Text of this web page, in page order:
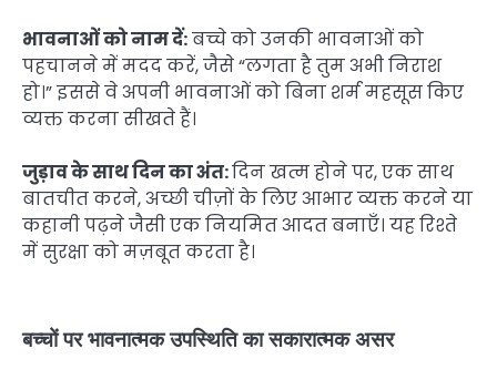
भावनाओं को नाम दें:बच्चे को उनकी भावनाओं को
पहचानने में मदद करें, जैसे “लगता है तुम अभी निराश
हो।” इससे वे अपनी भावनाओं को बिना शर्म महसूस किए
व्यक्त करना सीखते हैं।
जुड़ाव के साथ दिन का अंत:दिन खत्म होने पर, एक साथ
बातचीत करने, अच्छी चीज़ों के लिए आभार व्यक्त करने या
कहानी पढ़ने जैसी एक नियमित आदत बनाएँ। यह रिश्ते
में सुरक्षा को मज़बूत करता है।
बच्चों पर भावनात्मक उपस्थिति का सकारात्मक असर